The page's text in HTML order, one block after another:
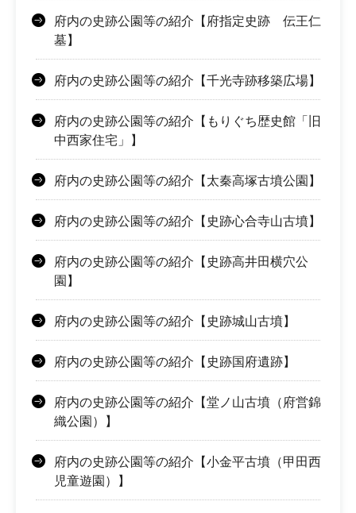
府内の史跡公園等の紹介【府指定史跡 伝王仁
墓】
府内の史跡公園等の紹介【千光寺跡移築広場】
府内の史跡公園等の紹介【もりぐち歴史館「旧
中西家住宅」】
府内の史跡公園等の紹介【太秦高塚古墳公園】
府内の史跡公園等の紹介【史跡心合寺山古墳】
府内の史跡公園等の紹介【史跡高井田横穴公
園】
府内の史跡公園等の紹介【史跡城山古墳】
府内の史跡公園等の紹介【史跡国府遺跡】
府内の史跡公園等の紹介【堂ノ山古墳（府営錦
織公園）】
府内の史跡公園等の紹介【小金平古墳（甲田西
児童遊園）】